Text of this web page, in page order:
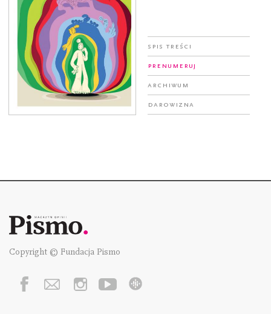
Spis treści
Prenumeruj
Archiwum
Darowizna
Copyright © Fundacja Pismo